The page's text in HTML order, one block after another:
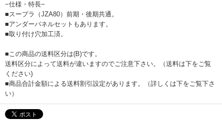
−仕様・特長−
■スープラ（JZA80）前期・後期共通。
■アンダーパネルセットもあります。
■取り付け穴加工済。
■この商品の送料区分は(B)です。
送料区分によって送料が違いますのでご注意下さい。（送料は下をご覧
ください)
■商品合計金額による送料割引設定があります。（詳しくは下をご覧下さ
い）